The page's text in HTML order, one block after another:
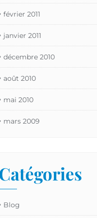
février 2011
janvier 2011
décembre 2010
août 2010
mai 2010
mars 2009
Blog